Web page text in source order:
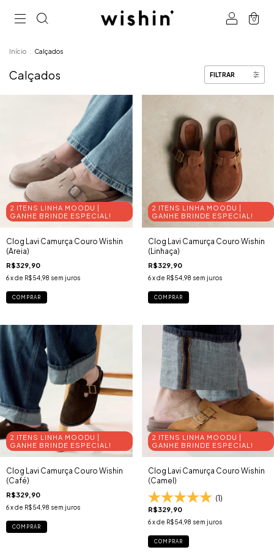
0
Início Calçados
Calçados FILTRAR
2 ITENS LINHA MOODU |
GANHE BRINDE ESPECIAL!
Clog Lavi Camurça Couro Wishin
(Areia)
R$329,90
6x de R$54,98 sem juros
COMPRAR
2 ITENS LINHA MOODU |
GANHE BRINDE ESPECIAL!
Clog Lavi Camurça Couro Wishin
(Linhaça)
R$329,90
6 x de R$54,98 sem juros
COMPRAR
2 ITENS LINHA MOODU |
GANHE BRINDE ESPECIAL!
Clog Lavi Camurça Couro Wishin
(Café)
R$329,90
6x de R$54,98 sem juros
COMPRAR
2 ITENS LINHA MOODU |
GANHE BRINDE ESPECIAL!
Clog Lavi Camurça Couro Wishin
(Camel)
(1)
R$329,90
6 x de R$54,98 sem juros
COMPRAR